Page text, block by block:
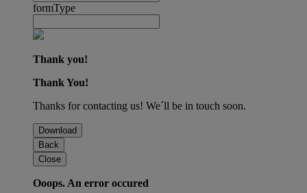
formType
Thank you!
Thank You!
Thanks for contacting us! We´ll be in touch soon.
Download
Back
Close
Ooops. An error occured